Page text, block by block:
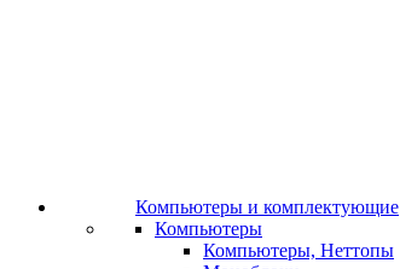
Компьютеры и комплектующие
Компьютеры
Компьютеры, Неттопы